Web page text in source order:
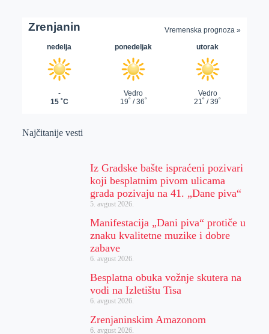
Najčitanije vesti
Iz Gradske bašte ispraćeni pozivari
koji besplatnim pivom ulicama
grada pozivaju na 41. „Dane piva“
5. avgust 2026.
Manifestacija „Dani piva“ protiče u
znaku kvalitetne muzike i dobre
zabave
6. avgust 2026.
Besplatna obuka vožnje skutera na
vodi na Izletištu Tisa
6. avgust 2026.
Zrenjaninskim Amazonom
6. avgust 2026.